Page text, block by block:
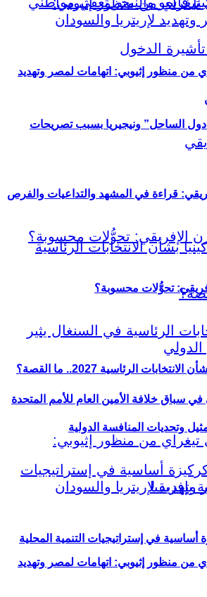
دول الساحل” ونيجيريا بسبب تصريحات
الرئاسية 2027.. ما القصة؟
من منظور إثيوبي: اتهامات لمصر وتهديد
من منظور إثيوبي: اتهامات لمصر وتهديد
قراءة في المشهد والتداعيات والفرص
تحوُّلات محسوبة؟
في سباق خلافة الأمين العام للأمم المتحدة
وتحديات المنافسة الدولية
أساسية في إستراتيجيات التنمية المحلية